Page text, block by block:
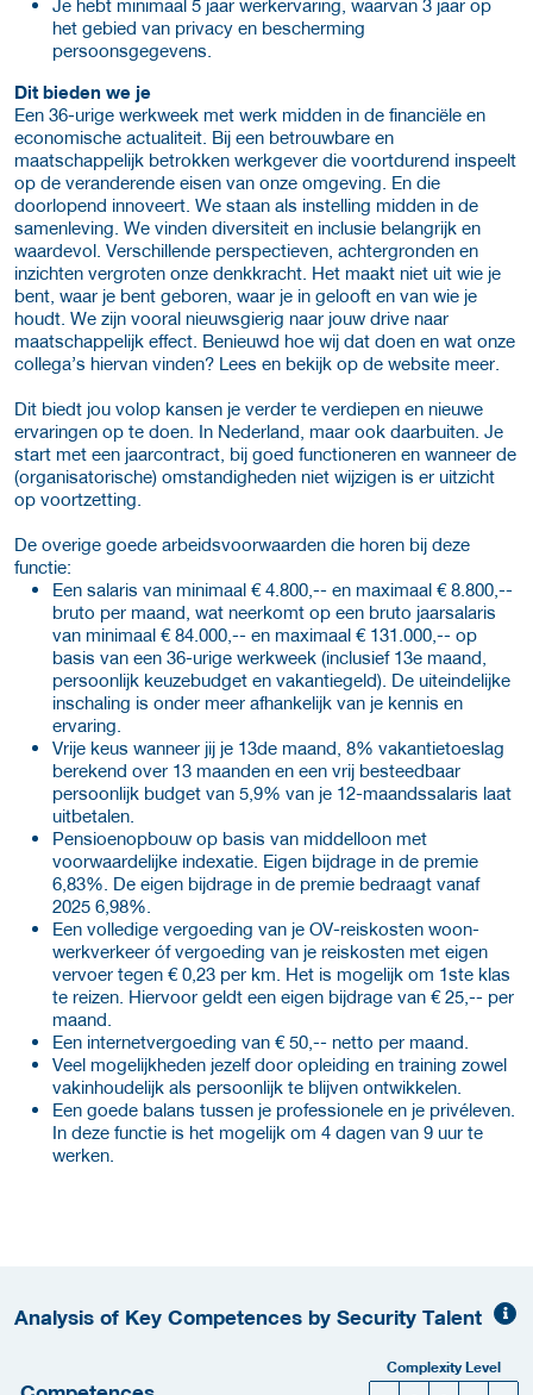
Je hebt minimaal 5 jaar werkervaring, waarvan 3 jaar op
het gebied van privacy en bescherming
persoonsgegevens.
Dit bieden we je
Een 36-urige werkweek met werk midden in de financiële en
economische actualiteit. Bij een betrouwbare en
maatschappelijk betrokken werkgever die voortdurend inspeelt
op de veranderende eisen van onze omgeving. En die
doorlopend innoveert. We staan als instelling midden in de
samenleving. We vinden diversiteit en inclusie belangrijk en
waardevol. Verschillende perspectieven, achtergronden en
inzichten vergroten onze denkkracht. Het maakt niet uit wie je
bent, waar je bent geboren, waar je in gelooft en van wie je
houdt. We zijn vooral nieuwsgierig naar jouw drive naar
maatschappelijk effect. Benieuwd hoe wij dat doen en wat onze
collega’s hiervan vinden? Lees en bekijk op de website meer.
Dit biedt jou volop kansen je verder te verdiepen en nieuwe
ervaringen op te doen. In Nederland, maar ook daarbuiten. Je
start met een jaarcontract, bij goed functioneren en wanneer de
(organisatorische) omstandigheden niet wijzigen is er uitzicht
op voortzetting.
De overige goede arbeidsvoorwaarden die horen bij deze
functie:
Een salaris van minimaal € 4.800,-- en maximaal € 8.800,--
bruto per maand, wat neerkomt op een bruto jaarsalaris
van minimaal € 84.000,-- en maximaal € 131.000,-- op
basis van een 36-urige werkweek (inclusief 13e maand,
persoonlijk keuzebudget en vakantiegeld). De uiteindelijke
inschaling is onder meer afhankelijk van je kennis en
ervaring.
Vrije keus wanneer jij je 13de maand, 8% vakantietoeslag
berekend over 13 maanden en een vrij besteedbaar
persoonlijk budget van 5,9% van je 12-maandssalaris laat
uitbetalen.
Pensioenopbouw op basis van middelloon met
voorwaardelijke indexatie. Eigen bijdrage in de premie
6,83%. De eigen bijdrage in de premie bedraagt vanaf
2025 6,98%.
Een volledige vergoeding van je OV-reiskosten woon-
werkverkeer óf vergoeding van je reiskosten met eigen
vervoer tegen € 0,23 per km. Het is mogelijk om 1ste klas
te reizen. Hiervoor geldt een eigen bijdrage van € 25,-- per
maand.
Een internetvergoeding van € 50,-- netto per maand.
Veel mogelijkheden jezelf door opleiding en training zowel
vakinhoudelijk als persoonlijk te blijven ontwikkelen.
Een goede balans tussen je professionele en je privéleven.
In deze functie is het mogelijk om 4 dagen van 9 uur te
werken.
Analysis of Key Competences by Security Talent
Complexity Level